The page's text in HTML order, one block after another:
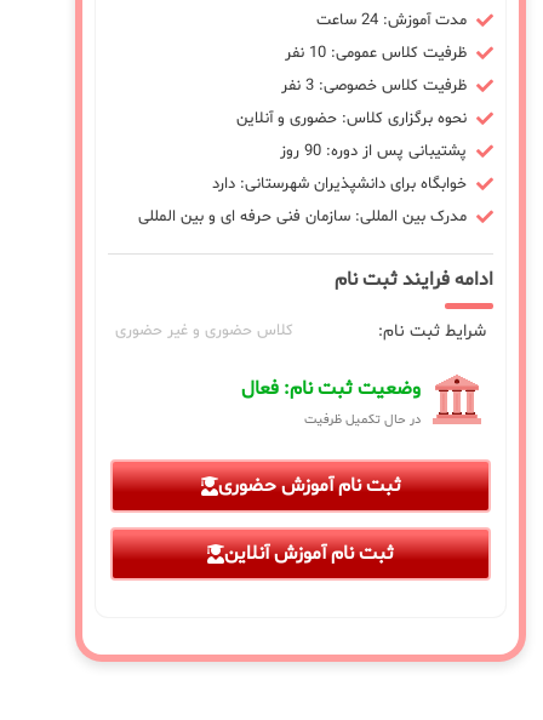
مدت آموزش: 24 ساعت
ظرفیت کلاس عمومی: 10 نفر
ظرفیت کلاس خصوصی: 3 نفر
نحوه برگزاری کلاس: حضوری و آنلاین
پشتیبانی پس از دوره: 90 روز
خوابگاه برای دانشپذیران شهرستانی: دارد
مدرک بین المللی: سازمان فنی حرفه ای و بین المللی
ادامه فرایند ثبت نام
شرایط ثبت نام: کلاس حضوری و غیر حضوری
وضعیت ثبت نام: فعال
در حال تکمیل ظرفیت
ثبت نام آموزش حضوری
ثبت نام آموزش آنلاین